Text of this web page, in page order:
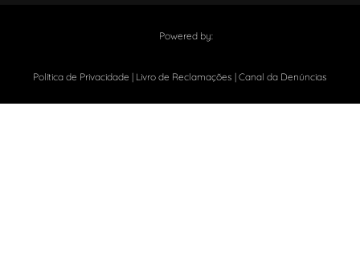
Powered by: ​
Política de Privacidade | Livro de Reclamações | Canal da Denúncias